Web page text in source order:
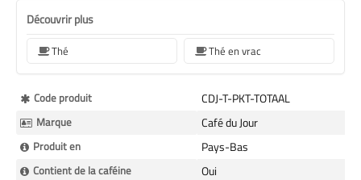
Découvrir plus
Thé Thé en vrac
Plus
d’information
Code produit CDJ-T-PKT-TOTAAL
Marque Café du Jour
Produit en Pays-Bas
Contient de la caféine Oui